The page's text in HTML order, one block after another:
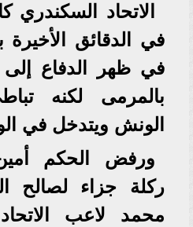
الاتحاد السكندري
في الدقائق الأخيرة
في ظهر الدفاع إلى
بالمرمى لكنه
الونش ويتدخل في
ورفض الحكم
ركلة جزاء لصالح
محمد لاعب